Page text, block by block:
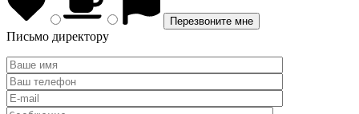
Письмо директору